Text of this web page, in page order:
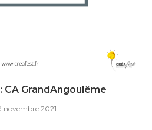
CA GrandAngoulême
novembre 2021